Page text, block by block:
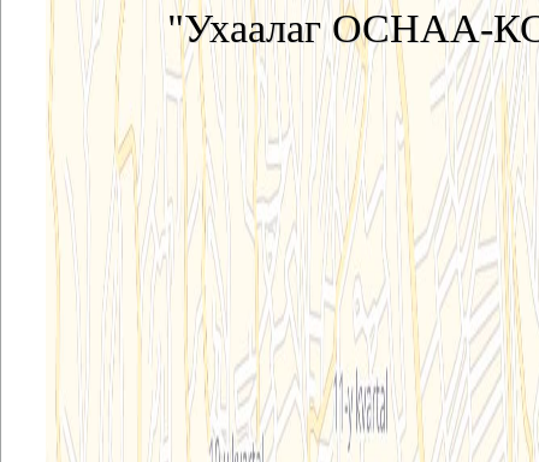
"Ухаалаг ОСНАА-